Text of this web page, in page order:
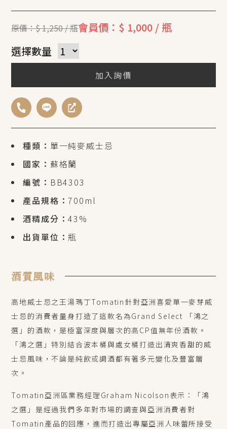
種類： 單一純麥威士忌
國家： 蘇格蘭
編號： BB4303
產品規格：700ml
酒精成分：43%
出貨單位：瓶
原價：$ 1,250 / 瓶會員價：$ 1,000 / 瓶
選擇數量
加入詢價
酒質風味
高地威士忌之王湯瑪丁Tomatin針對亞洲喜愛單一麥芽威
士忌的消費者量身打造了這款名為Grand Select 「鴻之
選」的酒款，是極富深度與層次的高CP值無年份酒款。
「鴻之選」特別結合波本桶與處女桶打造出清爽香甜的威
士忌風味，不論是純飲或調酒都有著多元變化及豐富層
次。
Tomatin亞洲區業務經理Graham Nicolson表示：「鴻
之選」是經過我們多年對市場的調查與亞洲消費者對
Tomatin產品的回應，進而打造出專屬亞洲人味蕾所接受